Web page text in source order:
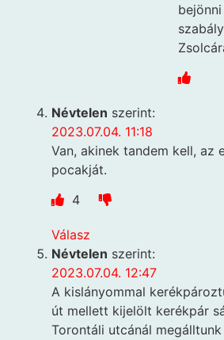
Névtelen szerint:
2023.07.04. 11:18
Van, akinek tandem kell, az
pocakját.
4
Válasz
Névtelen szerint:
2023.07.04. 12:47
A kislányommal
út mellett kijelölt kerékpár
Torontáli utcánál megálltunk